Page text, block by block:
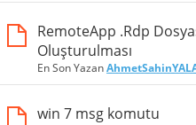
RemoteApp .Rdp
Oluşturulması
En Son Yazan
win 7 msg komutu